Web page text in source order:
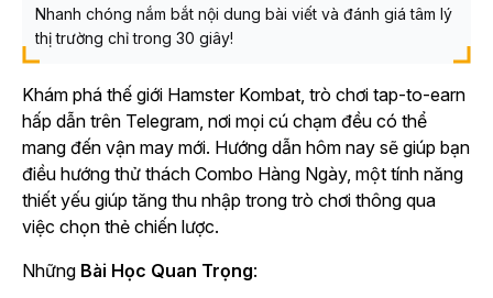
Nhanh chóng nắm bắt nội dung bài viết và đánh giá tâm lý
thị trường chỉ trong 30 giây!
Khám phá thế giới Hamster Kombat, trò chơi tap-to-earn
hấp dẫn trên Telegram, nơi mọi cú chạm đều có thể
mang đến vận may mới. Hướng dẫn hôm nay sẽ giúp bạn
điều hướng thử thách Combo Hàng Ngày, một tính năng
thiết yếu giúp tăng thu nhập trong trò chơi thông qua
việc chọn thẻ chiến lược.
Những Bài Học Quan Trọng: